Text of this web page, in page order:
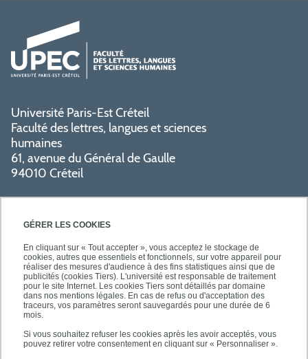
GÉRER LES COOKIES
En cliquant sur « Tout accepter », vous acceptez le stockage de
cookies, autres que essentiels et fonctionnels, sur votre appareil pour
réaliser des mesures d'audience à des fins statistiques ainsi que de
publicités (cookies Tiers). L'université est responsable de traitement
pour le site Internet. Les cookies Tiers sont détaillés par domaine
dans nos mentions légales. En cas de refus ou d'acceptation des
traceurs, vos paramètres seront sauvegardés pour une durée de 6
mois.
Si vous souhaitez refuser les cookies après les avoir acceptés, vous
pouvez retirer votre consentement en cliquant sur « Personnaliser ».
Université Paris-Est Créteil
Faculté des lettres, langues et sciences
humaines
61, avenue du Général de Gaulle
94010 Créteil
PRATIQUE
NOS FORMATIONS